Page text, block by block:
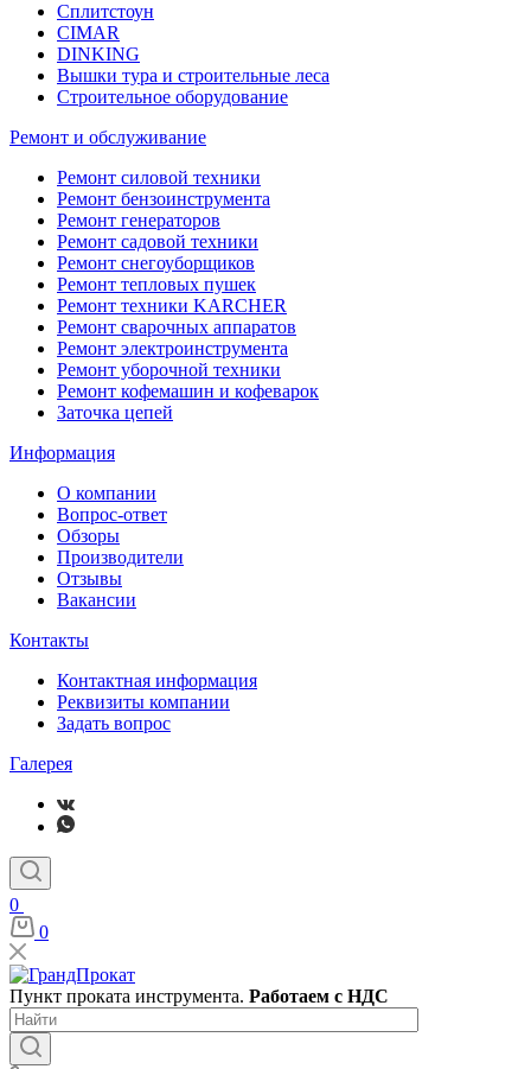
Сплитстоун
CIMAR
DINKING
Вышки тура и строительные леса
Строительное оборудование
Ремонт и обслуживание
Ремонт силовой техники
Ремонт бензоинструмента
Ремонт генераторов
Ремонт садовой техники
Ремонт снегоуборщиков
Ремонт тепловых пушек
Ремонт техники KARCHER
Ремонт сварочных аппаратов
Ремонт электроинструмента
Ремонт уборочной техники
Ремонт кофемашин и кофеварок
Заточка цепей
Информация
О компании
Вопрос-ответ
Обзоры
Производители
Отзывы
Вакансии
Контакты
Контактная информация
Реквизиты компании
Задать вопрос
Галерея
0
0
Пункт проката инструмента. Работаем с НДС